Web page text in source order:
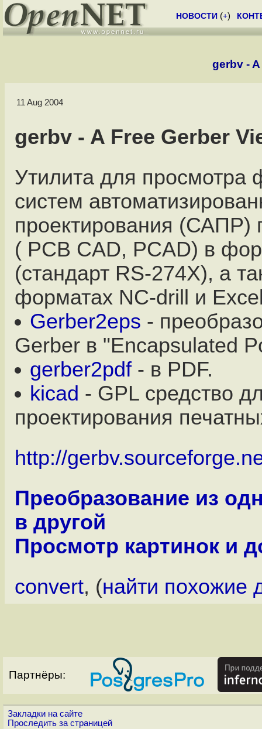
НОВОСТИ (+)
gerbv -
11 Aug 2004
gerbv - A Free Gerber
Утилита для просмотра
систем
проектирования (САПР)
( PCB CAD, PCAD) в
(стандарт RS-274X), а
форматах NC-drill и
Gerber2eps -
Gerber в "Encapsulated
gerber2pdf - в PDF.
kicad - GPL средство
проектирования
http://
Преобразование из
в другой
Просмотр картинок и
convert, (найти похожие
Партнёры:
Закладки на сайте
Проследить за страницей